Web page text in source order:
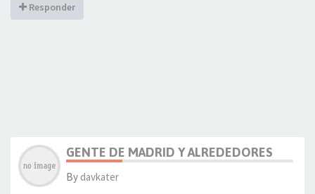
Responder
GENTE DE MADRID Y ALREDEDORES
By davkater